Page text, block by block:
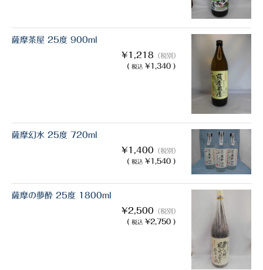
配送について
薩摩茶屋 25度 900ml
¥1,218 （税別）
( 税込 ¥1,340 )
薩摩幻水 25度 720ml
¥1,400 （税別）
( 税込 ¥1,540 )
薩摩の夢酔 25度 1800ml
¥2,500 （税別）
( 税込 ¥2,750 )